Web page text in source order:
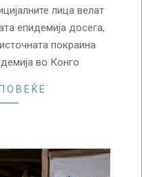
лица велат
епидемија досега,
покраина
во Конго